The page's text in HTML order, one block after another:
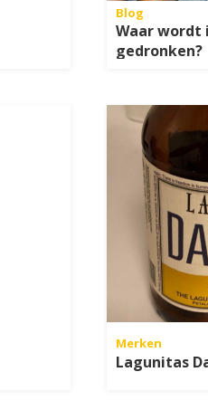
Blog
Waar wordt
gedronken?
Merken
Lagunitas